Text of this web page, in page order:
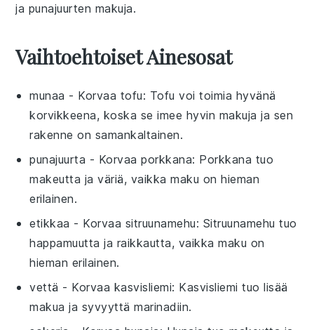
ja punajuurten makuja.
Vaihtoehtoiset Ainesosat
munaa - Korvaa tofu: Tofu voi toimia hyvänä
korvikkeena, koska se imee hyvin makuja ja sen
rakenne on samankaltainen.
punajuurta - Korvaaporkkana: Porkkana tuo
makeutta ja väriä, vaikka maku on hieman
erilainen.
etikkaa - Korvaa sitruunamehu: Sitruunamehu tuo
happamuutta ja raikkautta, vaikka maku on
hieman erilainen.
vettä - Korvaa kasvisliemi: Kasvisliemi tuo lisää
makua ja syvyyttä marinadiin.